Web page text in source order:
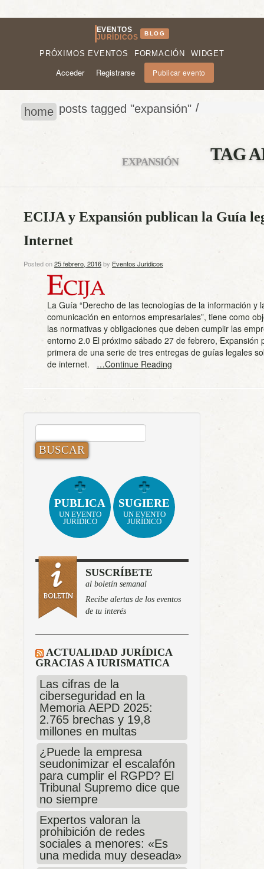
EVENTOS
JURÍDICOS
BLOG
PRÓXIMOS EVENTOS FORMACIÓN WIDGET
Acceder Registrarse Publicar evento
home /
posts tagged "expansión"
TAG
EXPANSIÓN
ECIJA y Expansión publican la Guía
Internet
Posted on25 febrero, 2016by Eventos Juridicos
La Guía “Derecho de las tecnologías de la información y
comunicación en entornos empresariales”, tiene como
las normativas y obligaciones que deben cumplir las
entorno 2.0 El próximo sábado 27 de febrero, Expansión
primera de una serie de tres entregas de guías legales
de internet. …Continue Reading
BUSCAR:
PUBLICA
UN EVENTO
JURÍDICO
SUGIERE
UN EVENTO
JURÍDICO
SUSCRÍBETE
al boletín semanal
Recibe alertas de los eventos
de tu interés
ACTUALIDAD JURÍDICA
GRACIAS A IURISMATICA
Las cifras de la
ciberseguridad en la
Memoria AEPD 2025:
2.765 brechas y 19,8
millones en multas
¿Puede la empresa
seudonimizar el escalafón
para cumplir el RGPD? El
Tribunal Supremo dice que
no siempre
Expertos valoran la
prohibición de redes
sociales a menores: «Es
una medida muy deseada»